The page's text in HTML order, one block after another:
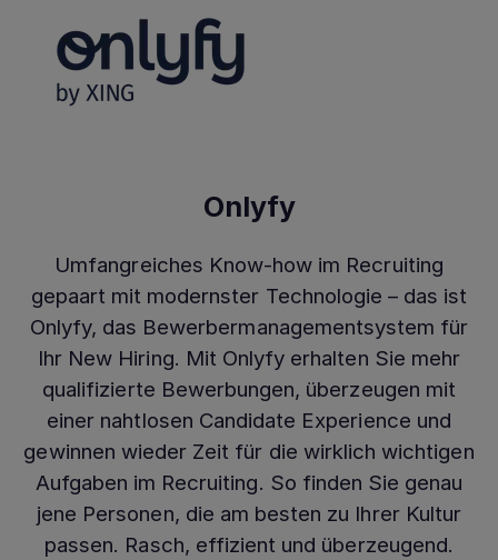
Onlyfy
Umfangreiches Know-how im Recruiting
gepaart mit modernster Technologie – das ist
Onlyfy, das Bewerbermanagementsystem für
Ihr New Hiring. Mit Onlyfy erhalten Sie mehr
qualifizierte Bewerbungen, überzeugen mit
einer nahtlosen Candidate Experience und
gewinnen wieder Zeit für die wirklich wichtigen
Aufgaben im Recruiting. So finden Sie genau
jene Personen, die am besten zu Ihrer Kultur
passen. Rasch, effizient und überzeugend.